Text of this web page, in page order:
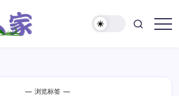
浏览标签